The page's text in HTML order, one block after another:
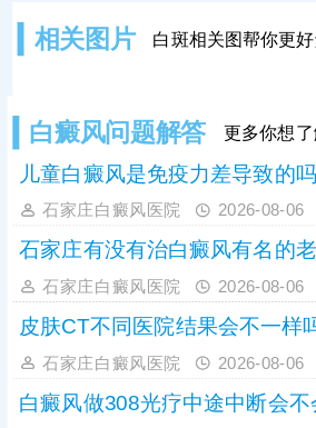
灶。医院治白
相关图片 白斑相关图帮你更
白癜风问题解答 更多你想
儿童白癜风是免疫力差导致的吗
石家庄白癜风医院 2026-08-06
石家庄有没有治白癜风有名的
石家庄白癜风医院 2026-08-06
皮肤CT不同医院结果会不一样
石家庄白癜风医院 2026-08-06
白癜风做308光疗中途中断会